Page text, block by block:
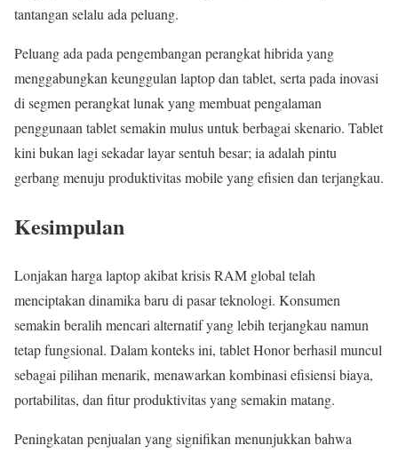
tantangan selalu ada peluang.
Peluang ada pada pengembangan perangkat hibrida yang
menggabungkan keunggulan laptop dan tablet, serta pada inovasi
di segmen perangkat lunak yang membuat pengalaman
penggunaan tablet semakin mulus untuk berbagai skenario. Tablet
kini bukan lagi sekadar layar sentuh besar; ia adalah pintu
gerbang menuju produktivitas mobile yang efisien dan terjangkau.
Kesimpulan
Lonjakan harga laptop akibat krisis RAM global telah
menciptakan dinamika baru di pasar teknologi. Konsumen
semakin beralih mencari alternatif yang lebih terjangkau namun
tetap fungsional. Dalam konteks ini, tablet Honor berhasil muncul
sebagai pilihan menarik, menawarkan kombinasi efisiensi biaya,
portabilitas, dan fitur produktivitas yang semakin matang.
Peningkatan penjualan yang signifikan menunjukkan bahwa